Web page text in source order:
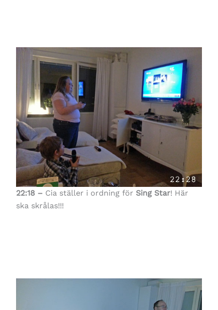
22:18 – Cia ställer i ordning för Sing Star! Här
ska skrålas!!!